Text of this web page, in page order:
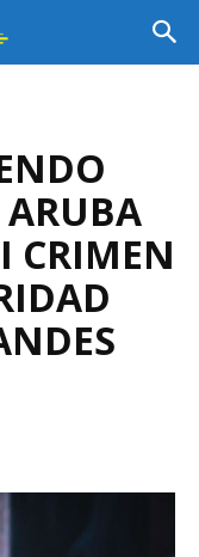
CRIMEN